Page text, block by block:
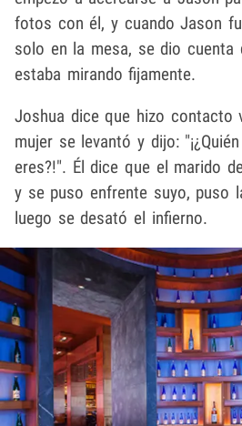
fotos con él, y cuando Jason
solo en la mesa, se dio cuenta
estaba mirando fijamente.
Joshua dice que hizo contacto
mujer se levantó y dijo:
eres?!". Él dice que el marido
y se puso enfrente suyo, puso
luego se desató el infierno.